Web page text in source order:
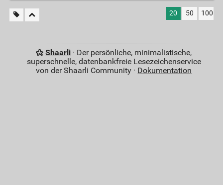
20 50 100
Shaarli · Der persönliche, minimalistische,
superschnelle, datenbankfreie Lesezeichenservice
von der Shaarli Community · Dokumentation